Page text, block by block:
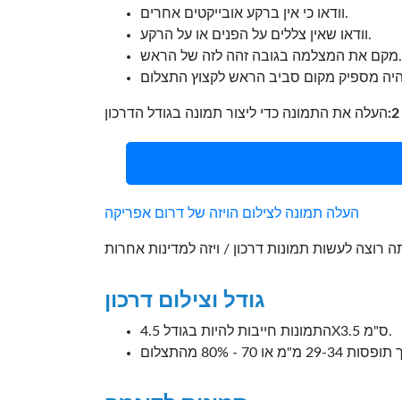
וודאו כי אין ברקע אובייקטים אחרים.
וודאו שאין צללים על הפנים או על הרקע.
מקם את המצלמה בגובה זהה לזה של הראש.
העלה תמונה לצילום הויזה של דרום אפריקה
גודל וצילום דרכון
התמונות חייבות להיות בגודל 4.5X3.5 ס"מ.